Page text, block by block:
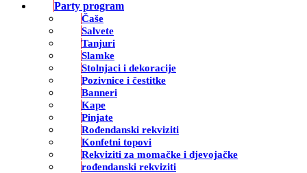
Party program
Čaše
Salvete
Tanjuri
Slamke
Stolnjaci i dekoracije
Pozivnice i čestitke
Banneri
Kape
Pinjate
Rođendanski rekviziti
Konfetni topovi
Rekviziti za momačke i djevojačke
rođendanski rekviziti